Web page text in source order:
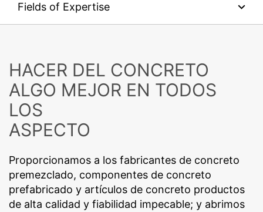
Fields of Expertise
HACER DEL CONCRETO
ALGO MEJOR EN TODOS
LOS
ASPECTO
Proporcionamos a los fabricantes de concreto
premezclado, componentes de concreto
prefabricado y artículos de concreto productos
de alta calidad y fiabilidad impecable; y abrimos